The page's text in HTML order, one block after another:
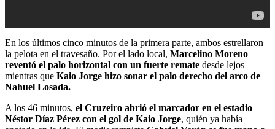
En los últimos cinco minutos de la primera parte, ambos estrellaron
la pelota en el travesaño. Por el lado local, Marcelino Moreno
reventó el palo horizontal con un fuerte remate desde lejos
mientras que Kaio Jorge hizo sonar el palo derecho del arco de
Nahuel Losada.
A los 46 minutos, el Cruzeiro abrió el marcador en el estadio
Néstor Díaz Pérez con el gol de Kaio Jorge, quién ya había